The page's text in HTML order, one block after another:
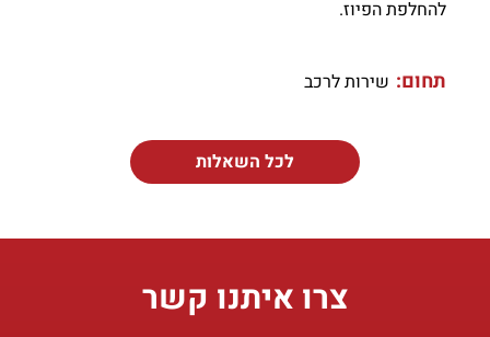
להחלפת הפיוז.
תחום: שירות לרכב
לכל השאלות
צרו איתנו קשר